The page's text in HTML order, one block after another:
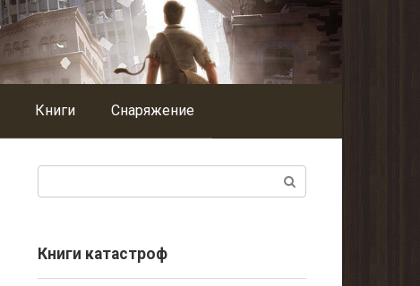
Книги Снаряжение
Книги катастроф